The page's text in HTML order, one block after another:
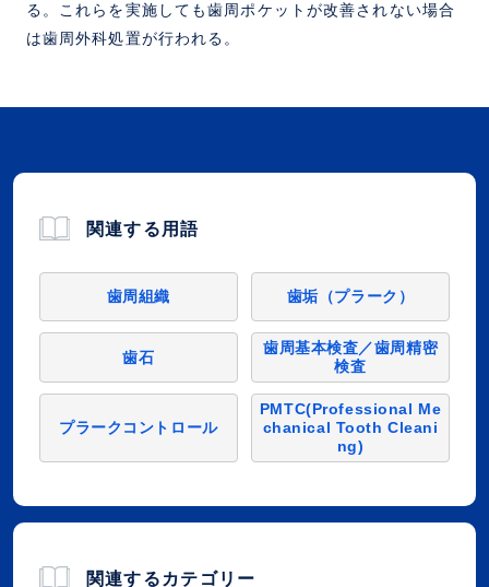
る。これらを実施しても歯周ポケットが改善されない場合
は歯周外科処置が行われる。
関連する用語
歯周組織 歯垢（プラーク）
歯石
歯周基本検査／歯周精密
検査
プラークコントロール
PMTC(Professional Me
chanical Tooth Cleani
ng)
関連するカテゴリー